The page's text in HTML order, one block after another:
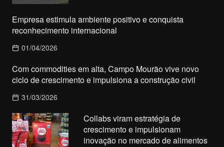
Empresa estimula ambiente positivo e conquista
reconhecimento internacional
01/04/2026
Com commodities em alta, Campo Mourão vive novo
ciclo de crescimento e impulsiona a construção civil
31/03/2026
Collabs viram estratégia de
crescimento e impulsionam
inovação no mercado de alimentos